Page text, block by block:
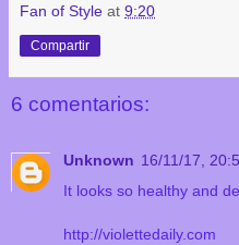
Fan of Style at 9:20
Compartir
6 comentarios:
Unknown 16/11/17,
It looks so healthy and
http://violettedaily.com